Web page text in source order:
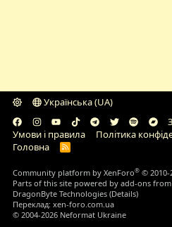
Українська (UA)
Умови і правила
Політика
Головна
R
Community platform by XenForo® © 2010-
Parts of this site powered byadd-ons
DragonByte Technologies (Details)
Переклад:xen-foro.com.ua
© 2004-2026 Neformat Ukraine